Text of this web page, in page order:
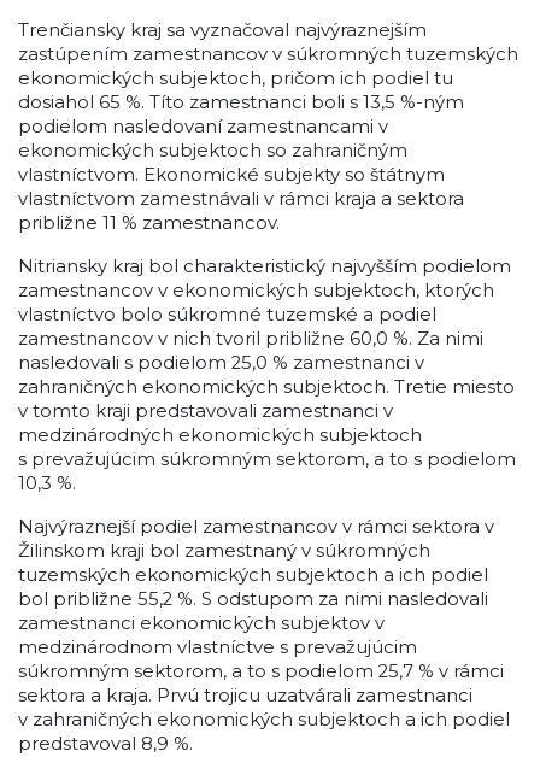
Trenčiansky kraj sa vyznačoval najvýraznejším
zastúpením zamestnancov v súkromných tuzemských
ekonomických subjektoch, pričom ich podiel tu
dosiahol 65 %. Títo zamestnanci boli s 13,5 %-ným
podielom nasledovaní zamestnancami v
ekonomických subjektoch so zahraničným
vlastníctvom. Ekonomické subjekty so štátnym
vlastníctvom zamestnávali v rámci kraja a sektora
približne 11 % zamestnancov.
Nitriansky kraj bol charakteristický najvyšším podielom
zamestnancov v ekonomických subjektoch, ktorých
vlastníctvo bolo súkromné tuzemské a podiel
zamestnancov v nich tvoril približne 60,0 %. Za nimi
nasledovali s podielom 25,0 % zamestnanci v
zahraničných ekonomických subjektoch. Tretie miesto
v tomto kraji predstavovali zamestnanci v
medzinárodných ekonomických subjektoch
s prevažujúcim súkromným sektorom, a to s podielom
10,3 %.
Najvýraznejší podiel zamestnancov v rámci sektora v
Žilinskom kraji bol zamestnaný v súkromných
tuzemských ekonomických subjektoch a ich podiel
bol približne 55,2 %. S odstupom za nimi nasledovali
zamestnanci ekonomických subjektov v
medzinárodnom vlastníctve s prevažujúcim
súkromným sektorom, a to s podielom 25,7 % v rámci
sektora a kraja. Prvú trojicu uzatvárali zamestnanci
v zahraničných ekonomických subjektoch a ich podiel
predstavoval 8,9 %.